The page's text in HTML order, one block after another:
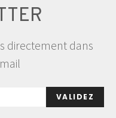
directement dans
VALIDEZ